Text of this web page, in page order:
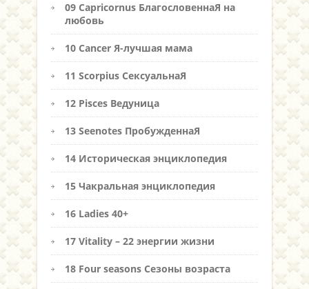
09 Capricornus БлагословеннаЯ на
любовь
10 Cancer Я-лучшая мама
11 Scorpius СексуальнаЯ
12 Pisces Ведуница
13 Seenotes ПробужденнаЯ
14 Историческая энциклопедия
15 Чакральная энциклопедия
16 Ladies 40+
17 Vitality – 22 энергии жизни
18 Four seasons Сезоны возраста